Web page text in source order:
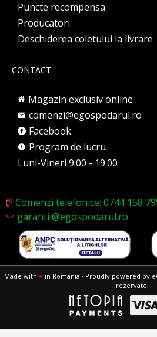
Puncte recompensa
Producatori
Deschiderea coletului la livrare
CONTACT
Magazin exclusiv online
comenzi@egospodarul.ro
Facebook
Program de lucru
Luni-Vineri 9:00 - 19:00
Comenzi telefonice: 0744 158
garantii@egospodarul.ro
Made with ♥ in Romania · Proudly powered by
rezervate